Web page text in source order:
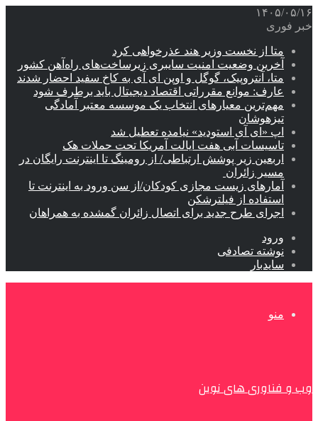
۱۴۰۵/۰۵/۱۶
خبر فوری
متا از نخست وزیر هند عذرخواهی کرد
آخرین وضعیت امنیت سایبری زیرساخت‌های راه‌آهن کشور
متا، آنتروپیک، گوگل و اوپن ای آی به کاخ سفید احضار شدند
عارف: موانع مقرراتی اقتصاد دیجیتال باید برطرف شود
مهم‌ترین معیارهای انتخاب یک موسسه معتبر آمادگی
تیزهوشان
اپ «ای آی استودید» نیامده تعطیل شد
تاسیسات آبی هفت ایالت آمریکا تحت حملات هک
اربعین زیر پوشش ارتباطی/ از رومینگ تا اینترنت رایگان در
مسیر زائران
آمارهای زیست مجازی کودکان/از سن ورود به اینترنت تا
استفاده از فیلترشکن
اجرای طرح جدید برای اتصال زائران گمشده به همراهان
ورود
نوشته تصادفی
سایدبار
منو
وب و فناوری های نوین